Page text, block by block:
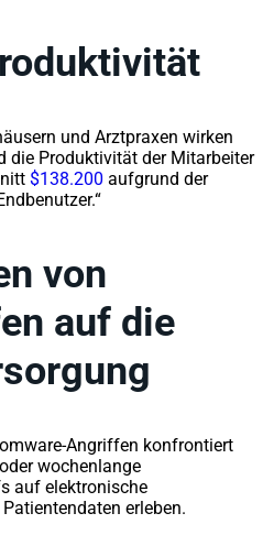
und Arztpraxen wirken
die Produktivität der Mitarbeiter
$138.200 aufgrund der
von
auf die
Angriffen konfrontiert
wochenlange
auf elektronische
erleben.